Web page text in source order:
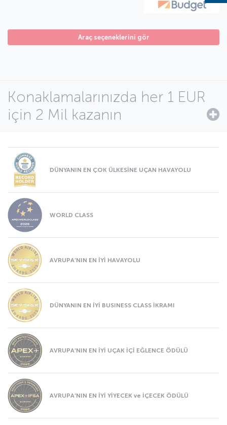
Araç seçeneklerini gör
Konaklamalarınızda her 1 EUR
için 2 Mil kazanın
DÜNYANIN EN ÇOK ÜLKESİNE UÇAN HAVAYOLU
WORLD CLASS
AVRUPA’NIN EN İYİ HAVAYOLU
DÜNYANIN EN İYİ BUSINESS CLASS İKRAMI
AVRUPA’NIN EN İYİ UÇAK İÇİ EĞLENCE ÖDÜLÜ
AVRUPA’NIN EN İYİ YİYECEK ve İÇECEK ÖDÜLÜ